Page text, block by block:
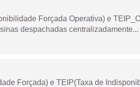
Forçada Operativa) e
despachadas centralizadamente...
Forçada) e TEIP(Taxa de